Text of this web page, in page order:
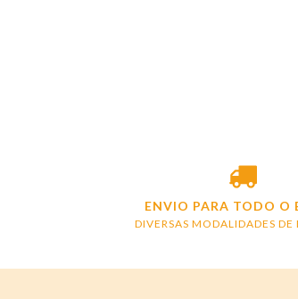
ENVIO PARA TODO O
DIVERSAS MODALIDADES DE